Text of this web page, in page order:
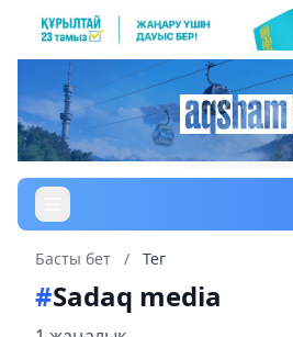
Басты бет / Тег
#Sadaq media